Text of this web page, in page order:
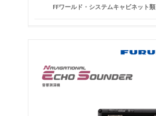
FFワールド・システムキャビネット類